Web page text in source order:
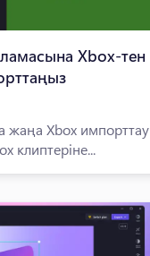
Xbox-тен
жаңа Xbox импорттау
клиптеріне...